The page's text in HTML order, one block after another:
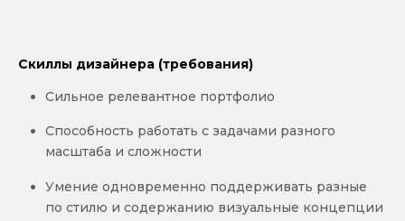
Скиллы дизайнера (требования)
Сильное релевантное портфолио
Способность работать с задачами разного
масштаба и сложности
Умение одновременно поддерживать разные
по стилю и содержанию визуальные концепции